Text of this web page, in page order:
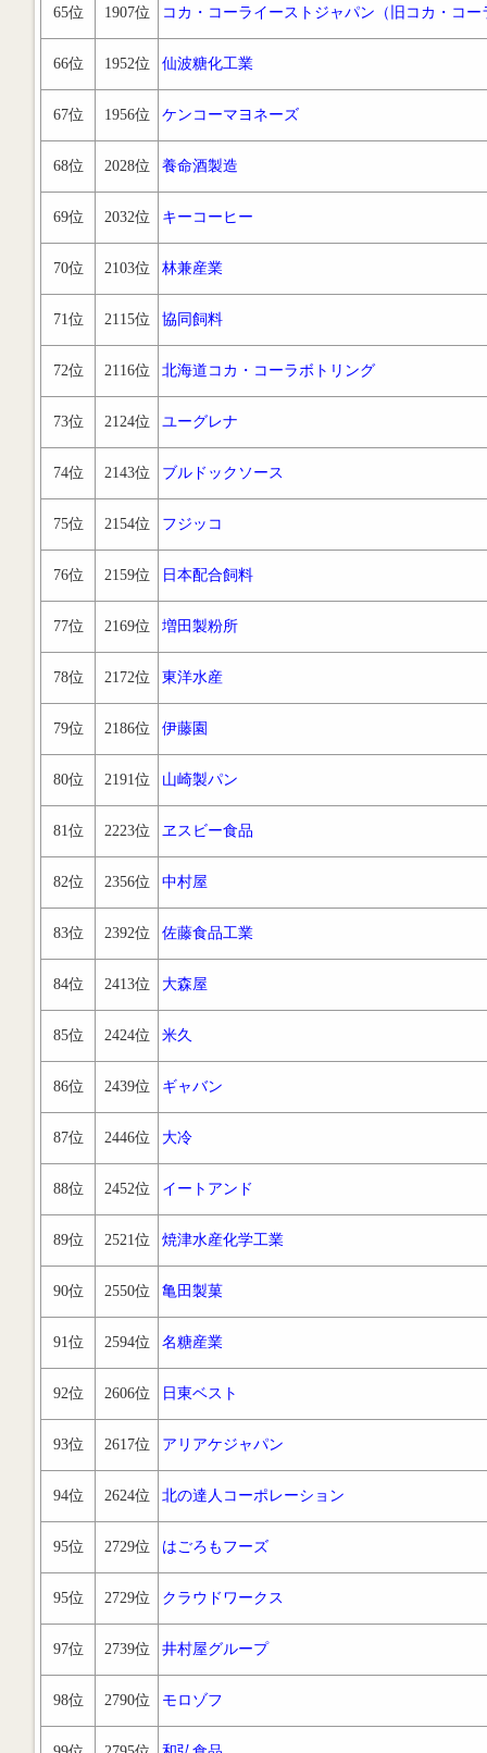
65位 1907位 コカ・コーライーストジャパン（旧コカ・
66位 1952位 仙波糖化工業
67位 1956位 ケンコーマヨネーズ
68位 2028位 養命酒製造
69位 2032位 キーコーヒー
70位 2103位 林兼産業
71位 2115位 協同飼料
72位 2116位 北海道コカ・コーラボトリング
73位 2124位 ユーグレナ
74位 2143位 ブルドックソース
75位 2154位 フジッコ
76位 2159位 日本配合飼料
77位 2169位 増田製粉所
78位 2172位 東洋水産
79位 2186位 伊藤園
80位 2191位 山崎製パン
81位 2223位 ヱスビー食品
82位 2356位 中村屋
83位 2392位 佐藤食品工業
84位 2413位 大森屋
85位 2424位 米久
86位 2439位 ギャバン
87位 2446位 大冷
88位 2452位 イートアンド
89位 2521位 焼津水産化学工業
90位 2550位 亀田製菓
91位 2594位 名糖産業
92位 2606位 日東ベスト
93位 2617位 アリアケジャパン
94位 2624位 北の達人コーポレーション
95位 2729位 はごろもフーズ
95位 2729位 クラウドワークス
97位 2739位 井村屋グループ
98位 2790位 モロゾフ